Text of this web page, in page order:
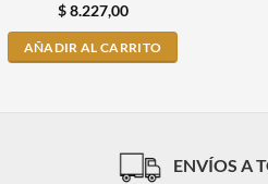
$8.227,00
AÑADIR AL CARRITO
ENVÍOS A